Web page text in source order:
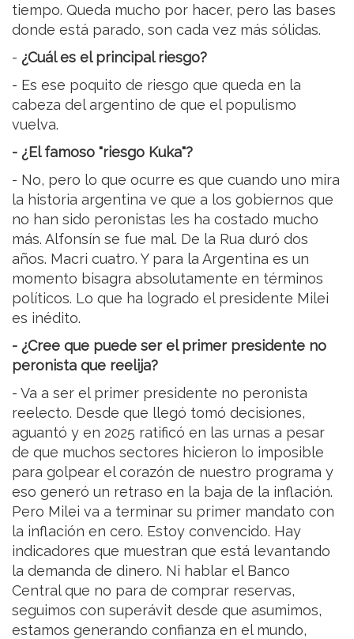
tiempo. Queda mucho por hacer, pero las bases
donde está parado, son cada vez más sólidas.
- ¿Cuál es el principal riesgo?
- Es ese poquito de riesgo que queda en la
cabeza del argentino de que el populismo
vuelva.
- ¿El famoso "riesgo Kuka"?
- No, pero lo que ocurre es que cuando uno mira
la historia argentina ve que a los gobiernos que
no han sido peronistas les ha costado mucho
más. Alfonsín se fue mal. De la Rua duró dos
años. Macri cuatro. Y para la Argentina es un
momento bisagra absolutamente en términos
políticos. Lo que ha logrado el presidente Milei
es inédito.
- ¿Cree que puede ser el primer presidente no
peronista que reelija?
- Va a ser el primer presidente no peronista
reelecto. Desde que llegó tomó decisiones,
aguantó y en 2025 ratificó en las urnas a pesar
de que muchos sectores hicieron lo imposible
para golpear el corazón de nuestro programa y
eso generó un retraso en la baja de la inflación.
Pero Milei va a terminar su primer mandato con
la inflación en cero. Estoy convencido. Hay
indicadores que muestran que está levantando
la demanda de dinero. Ni hablar el Banco
Central que no para de comprar reservas,
seguimos con superávit desde que asumimos,
estamos generando confianza en el mundo,